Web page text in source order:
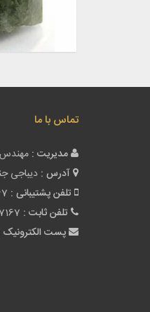
تماس با ما
مدیریت : مهندس
آدرس : دیباجی
تلفن پشتیبانی :
تلفن ثابت :
پست الکترونیک